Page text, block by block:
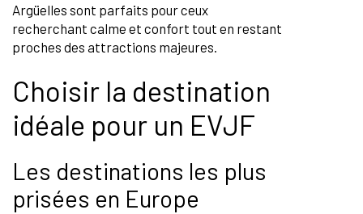
Argüelles sont parfaits pour ceux
recherchant calme et confort tout en restant
proches des attractions majeures.
Choisir la destination
idéale pour un EVJF
Les destinations les plus
prisées en Europe